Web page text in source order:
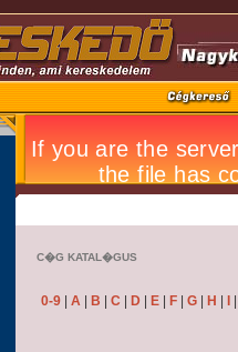
C�G KATAL�GUS
0-9 A B C D E F G H